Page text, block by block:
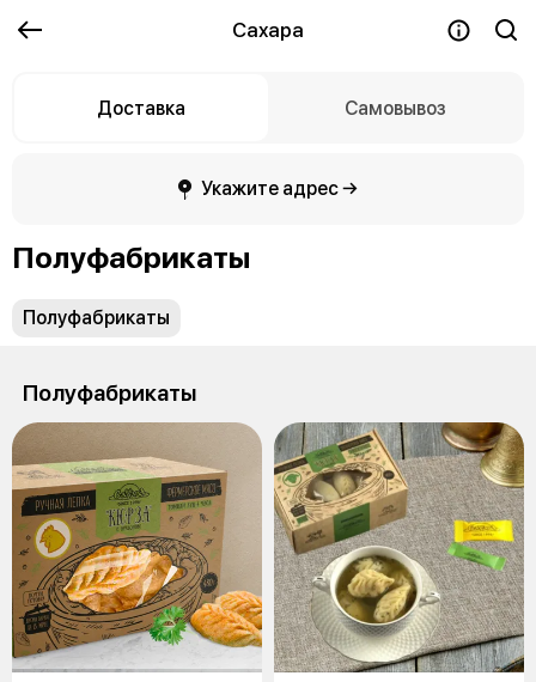
Сахара
Доставка Самовывоз
Укажите адрес →
Полуфабрикаты
Полуфабрикаты
Полуфабрикаты